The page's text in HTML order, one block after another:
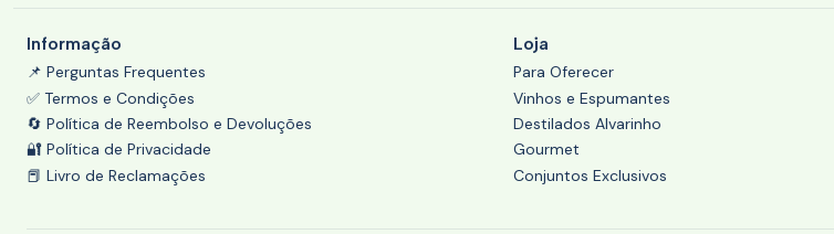
Informação
📌 Perguntas Frequentes
✅ Termos e Condições
🔄 Política de Reembolso e Devoluções
🔐 Política de Privacidade
📕 Livro de Reclamações
Loja
Para Oferecer
Vinhos e Espumantes
Destilados Alvarinho
Gourmet
Conjuntos Exclusivos